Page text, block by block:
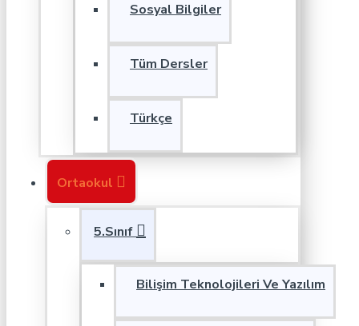
Sosyal Bilgiler
Tüm Dersler
Türkçe
Ortaokul
5.Sınıf
Bilişim Teknolojileri Ve Yazılım